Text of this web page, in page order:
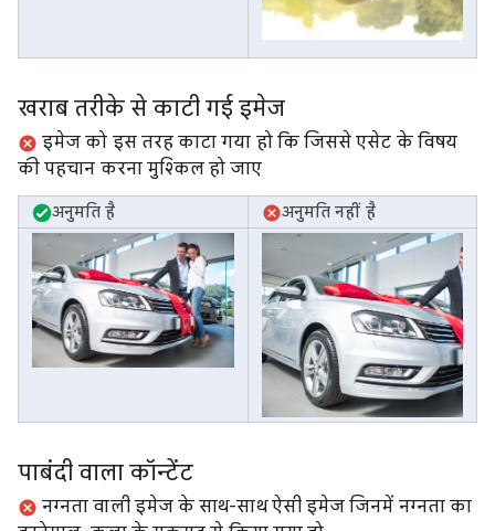
खराब तरीके से काटी गई इमेज
इमेज को इस तरह काटा गया हो कि जिससे एसेट के विषय
की पहचान करना मुश्किल हो जाए
अनुमति है अनुमति नहीं है
पाबंदी वाला कॉन्टेंट
नग्नता वाली इमेज के साथ-साथ ऐसी इमेज जिनमें नग्नता का